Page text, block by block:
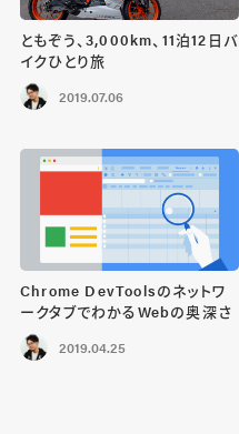
ともぞう、3,000km、11泊12日バ
イクひとり旅
2019.07.06
Chrome DevToolsのネットワ
ークタブでわかるWebの奥深さ
2019.04.25